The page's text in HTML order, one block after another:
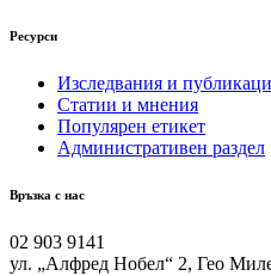
Ресурси
Изследвания и
Статии и мнения
Популярен етикет
Административен раздел
Връзка с нас
02 903 9141
ул. „Алфред Нобел“ 2, Гео